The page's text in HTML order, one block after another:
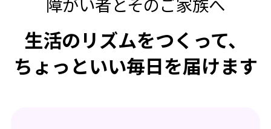
生活のリズムをつくって、
ちょっといい毎日を届けます